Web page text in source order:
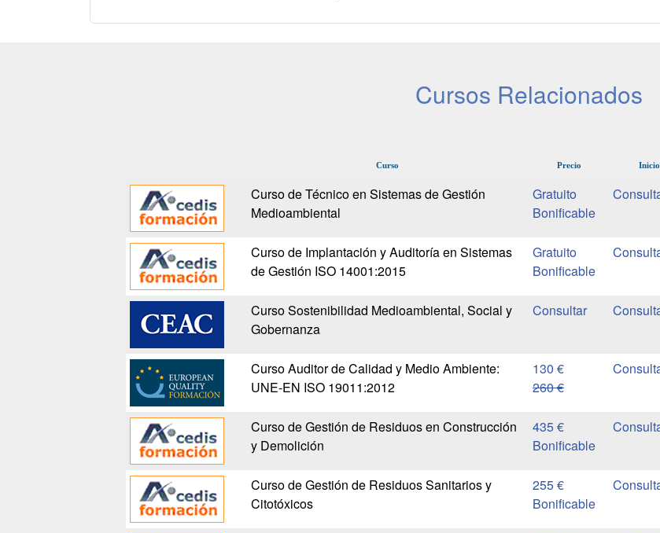
Cursos Relacionados
Curso Precio Inicio
Curso de Técnico en Sistemas de Gestión
Medioambiental
Gratuito
Bonificable
Curso de Implantación y Auditoría en Sistemas
de Gestión ISO 14001:2015
Gratuito
Bonificable
Curso Sostenibilidad Medioambiental, Social y
Gobernanza
Curso Auditor de Calidad y Medio Ambiente:
UNE-EN ISO 19011:2012
130 €
260 €
Curso de Gestión de Residuos en Construcción
y Demolición
435 €
Bonificable
Curso de Gestión de Residuos Sanitarios y
Citotóxicos
255 €
Bonificable